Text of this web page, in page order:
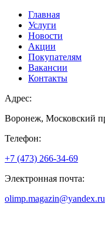
Главная
Услуги
Новости
Акции
Покупателям
Вакансии
Контакты
Адрес:
Воронеж, Московский
Телефон:
+7 (473) 266-34-69
Электронная почта:
olimp.magazin@yandex.ru